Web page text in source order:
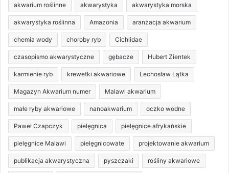
akwarium roślinne akwarystyka akwarystyka morska
akwarystyka roślinna Amazonia aranżacja akwarium
chemia wody choroby ryb Cichlidae
czasopismo akwarystyczne gębacze Hubert Zientek
karmienie ryb krewetki akwariowe Lechosław Łątka
Magazyn Akwarium numer Malawi akwarium
małe ryby akwariowe nanoakwarium oczko wodne
Paweł Czapczyk pielęgnica pielęgnice afrykańskie
pielęgnice Malawi pielęgnicowate projektowanie akwarium
publikacja akwarystyczna pyszczaki rośliny akwariowe